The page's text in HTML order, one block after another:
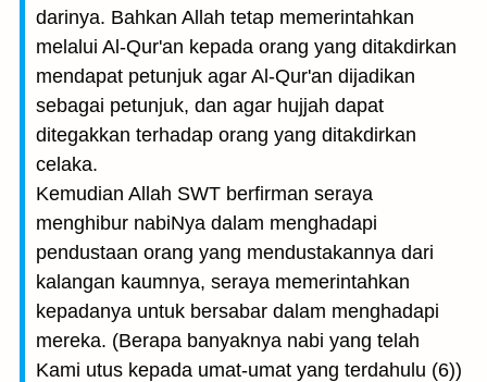
darinya. Bahkan Allah tetap memerintahkan
melalui Al-Qur'an kepada orang yang ditakdirkan
mendapat petunjuk agar Al-Qur'an dijadikan
sebagai petunjuk, dan agar hujjah dapat
ditegakkan terhadap orang yang ditakdirkan
celaka.
Kemudian Allah SWT berfirman seraya
menghibur nabiNya dalam menghadapi
pendustaan orang yang mendustakannya dari
kalangan kaumnya, seraya memerintahkan
kepadanya untuk bersabar dalam menghadapi
mereka. (Berapa banyaknya nabi yang telah
Kami utus kepada umat-umat yang terdahulu (6))